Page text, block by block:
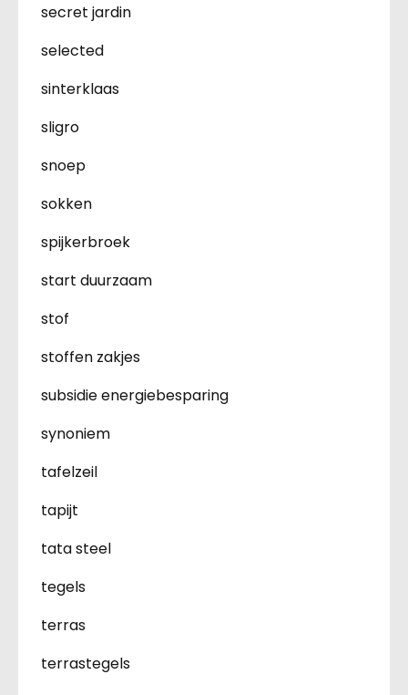
secret jardin
selected
sinterklaas
sligro
snoep
sokken
spijkerbroek
start duurzaam
stof
stoffen zakjes
subsidie energiebesparing
synoniem
tafelzeil
tapijt
tata steel
tegels
terras
terrastegels